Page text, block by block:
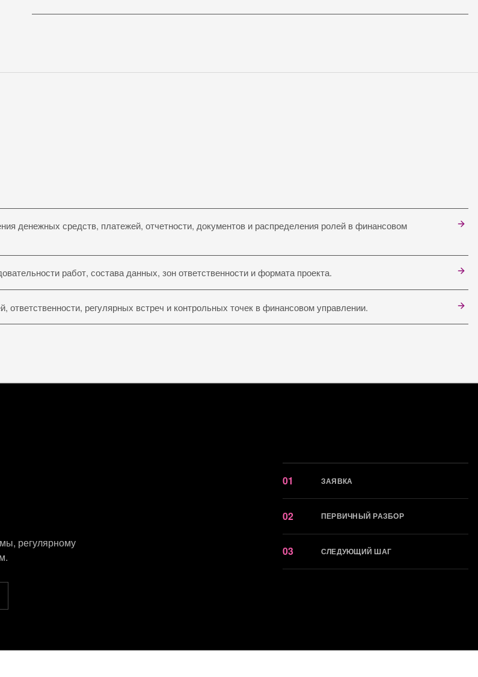
денежных средств, платежей, отчетности, документов и распределения ролей в финансовом
работ, состава данных, зон ответственности и формата проекта.
ответственности, регулярных встреч и контрольных точек в финансовом управлении.
регулярному
01 ЗАЯВКА
02 ПЕРВИЧНЫЙ РАЗБОР
03 СЛЕДУЮЩИЙ ШАГ